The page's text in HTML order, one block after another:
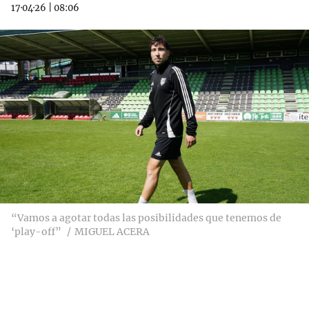
17·04·26 08:06
“Vamos a agotar todas las posibilidades que tenemos de
‘play-off”
MIGUEL ACERA